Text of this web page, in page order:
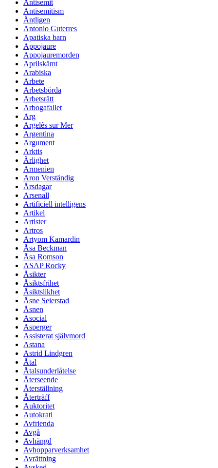
Antisemit
Antisemitism
Äntligen
Antonio Guterres
Apatiska barn
Appojaure
Appojauremorden
Aprilskämt
Arabiska
Arbete
Arbetsbörda
Arbetsrätt
Arbogafallet
Arg
Argelès sur Mer
Argentina
Argument
Arktis
Ärlighet
Armenien
Aron Verständig
Årsdagar
Arsenall
Artificiell intelligens
Artikel
Artister
Artros
Artyom Kamardin
Åsa Beckman
Åsa Romson
ASAP Rocky
Åsikter
Åsiktsfrihet
Åsiktslikhet
Åsne Seierstad
Åsnen
Asocial
Asperger
Assisterat självmord
Astana
Astrid Lindgren
Åtal
Åtalsunderlåtelse
Återseende
Återställning
Återträff
Auktoritet
Autokrati
Avfrienda
Avgå
Avhängd
Avhopparverksamhet
Avrättning